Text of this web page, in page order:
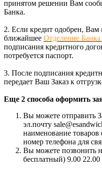
принятом решении Вам
Банка.
2. Если кредит одобрен, Вам
ближайшее Отделение
подписания кредитного
потребуется паспорт.
3. После подписания
передает Ваш Заказ к
Еще 2 способа оформить
Вы можете отправить
эл.почту
наименование товаров
номер телефона для
Вы можете позвонить
бесплатный) 9.00